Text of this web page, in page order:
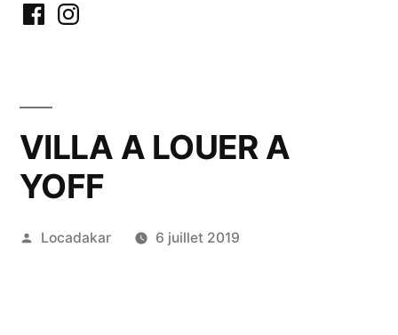
FacebookInstagram
VILLA A LOUER A
YOFF
Publié
Locadakar 6 juillet 2019